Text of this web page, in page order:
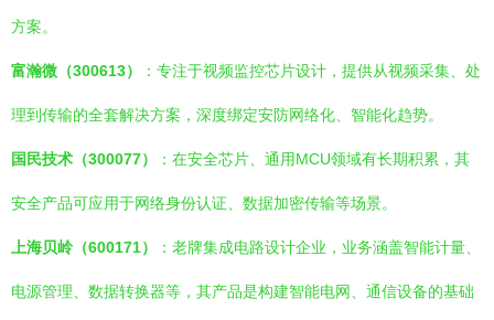
方案。
富瀚微（300613） ：专注于视频监控芯片设计，提供从视频采集、处
理到传输的全套解决方案，深度绑定安防网络化、智能化趋势。
国民技术（300077） ：在安全芯片、通用MCU领域有长期积累，其
安全产品可应用于网络身份认证、数据加密传输等场景。
上海贝岭（600171） ：老牌集成电路设计企业，业务涵盖智能计量、
电源管理、数据转换器等，其产品是构建智能电网、通信设备的基础